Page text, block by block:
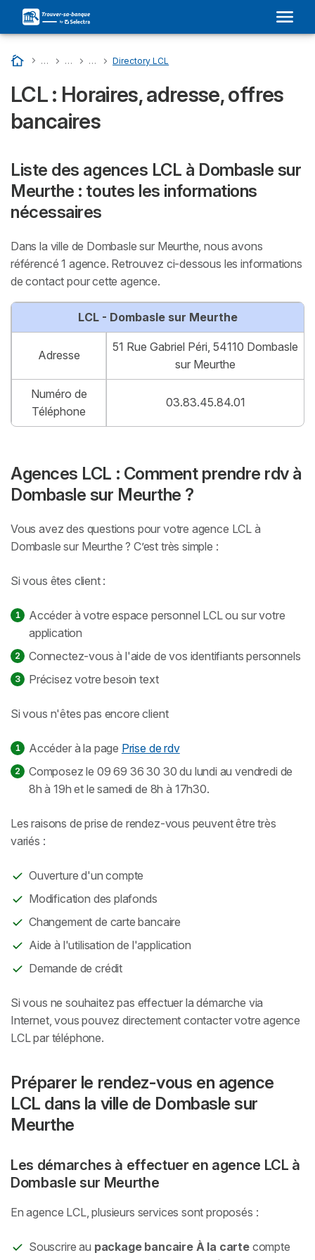
Accueil
… Liste Des Banques En France
… LCL : Son Adresse Dans Votre Ville et Avis
… Directory Departments - LCL
…
Directory LCL
LCL : Horaires, adresse, offres
bancaires
Liste des agences LCL à Dombasle sur
Meurthe : toutes les informations
nécessaires
Dans la ville de Dombasle sur Meurthe, nous avons
référencé 1 agence. Retrouvez ci-dessous les informations
de contact pour cette agence.
LCL - Dombasle sur Meurthe
Adresse
51 Rue Gabriel Péri, 54110 Dombasle
sur Meurthe
Numéro de
Téléphone
03.83.45.84.01
Agences LCL : Comment prendre rdv à
Dombasle sur Meurthe ?
Vous avez des questions pour votre agence LCL à
Dombasle sur Meurthe ? C’est très simple :
Si vous êtes client :
Accéder à votre espace personnel LCL ou sur votre
application
Connectez-vous à l'aide de vos identifiants personnels
Précisez votre besoin text
Si vous n'êtes pas encore client
Accéder à la page Prise de rdv
Composez le 09 69 36 30 30 du lundi au vendredi de
8h à 19h et le samedi de 8h à 17h30.
Les raisons de prise de rendez-vous peuvent être très
variés :
Ouverture d'un compte
Modification des plafonds
Changement de carte bancaire
Aide à l'utilisation de l'application
Demande de crédit
Si vous ne souhaitez pas effectuer la démarche via
Internet, vous pouvez directement contacter votre agence
LCL par téléphone.
Préparer le rendez-vous en agence
LCL dans la ville de Dombasle sur
Meurthe
Les démarches à effectuer en agence LCL à
Dombasle sur Meurthe
En agence LCL, plusieurs services sont proposés :
Souscrire au package bancaire À la cartecompte